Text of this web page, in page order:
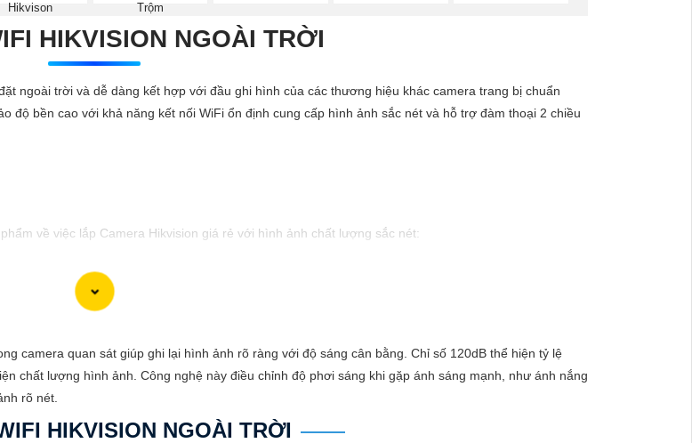
Hikvison
Trộm
HIKVISION NGOÀI TRỜI
ngoài trời và dễ dàng kết hợp với đầu ghi hình của các thương hiệu khác camera trang bị chuẩn
độ bền cao với khả năng kết nối WiFi ổn định cung cấp hình ảnh sắc nét và hỗ trợ đàm thoại 2 chiều
về việc lắp Camera Hikvision giá rẻ với hình ảnh chất lượng sắc nét:
nhà hoặc doanh nghiệp của mình? Hãy cân nhắc lắp đặt Camera Hikvision, giải pháp hàng đầu
bạn dễ dàng cài đặt và vận hành mà không cần kỹ năng chuyên môn.
camera quan sát giúp ghi lại hình ảnh rõ ràng với độ sáng cân bằng. Chỉ số 120dB thể hiện tỷ lệ
chất lượng hình ảnh. Công nghệ này điều chỉnh độ phơi sáng khi gặp ánh sáng mạnh, như ánh nắng
rõ nét.
HIKVISION NGOÀI TRỜI